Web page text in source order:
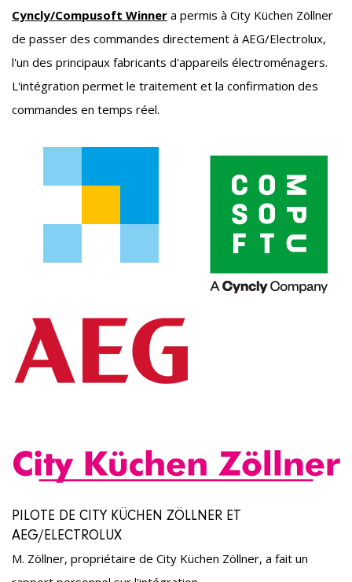
Cyncly/Compusoft Winner a permis à City Küchen Zöllner
de passer des commandes directement à AEG/Electrolux,
l'un des principaux fabricants d'appareils électroménagers.
L'intégration permet le traitement et la confirmation des
commandes en temps réel.
PILOTE DE CITY KÜCHEN ZÖLLNER ET
AEG/ELECTROLUX
M. Zöllner, propriétaire de City Küchen Zöllner, a fait un